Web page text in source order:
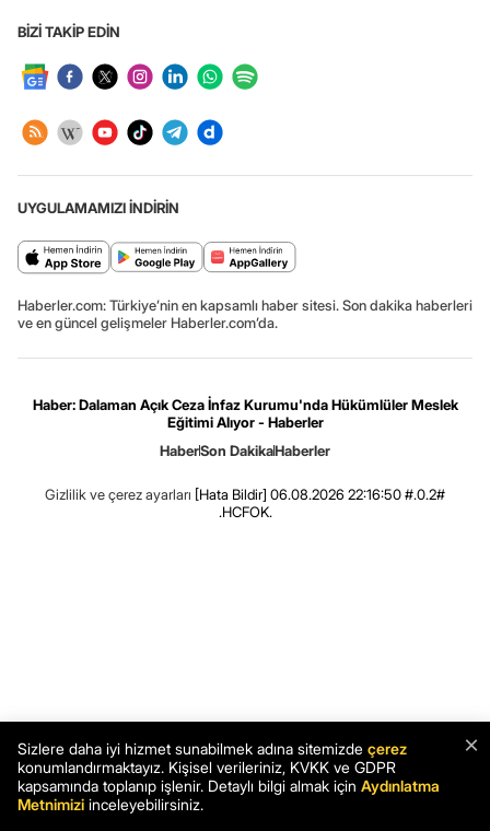
BİZİ TAKİP EDİN
UYGULAMAMIZI İNDİRİN
Haberler.com: Türkiye’nin en kapsamlı haber sitesi. Son dakika haberleri
ve en güncel gelişmeler Haberler.com’da.
Haber: Dalaman Açık Ceza İnfaz Kurumu'nda Hükümlüler Meslek
Eğitimi Alıyor - Haberler
HaberSon DakikaHaberler
Gizlilik ve çerez ayarları [Hata Bildir] 06.08.2026 22:16:50 #.0.2#
.HCFOK.
×
Sizlere daha iyi hizmet sunabilmek adına sitemizde çerez
konumlandırmaktayız. Kişisel verileriniz, KVKK ve GDPR
kapsamında toplanıp işlenir. Detaylı bilgi almak için Aydınlatma
Metnimizi inceleyebilirsiniz.